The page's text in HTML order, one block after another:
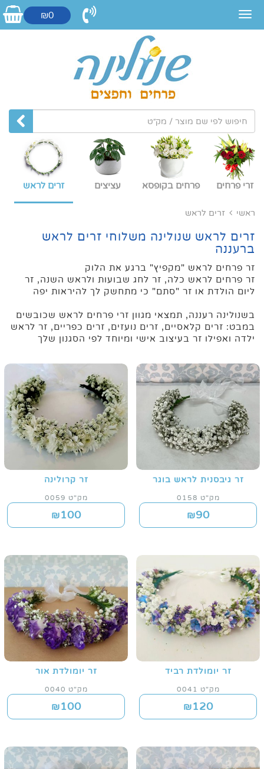
₪0
זרי פרחים פרחים בקופסא עציצים זרים לראש
ראשי זרים לראש
זרים לראש שנולינה משלוחי זרים לראש
ברעננה
זר פרחים לראש "מקפיץ" ברגע את הלוק
זר פרחים לראש כלה, זר לחג שבועות ולראש השנה, זר
ליום הולדת או זר "סתם" כי מתחשק לך להיראות יפה
בשנולינה רעננה, תמצאי מגוון זרי פרחים לראש שכובשים
במבט: זרים קלאסיים, זרים נועזים, זרים כפריים, זר לראש
ילדה ואפילו זר בעיצוב אישי ומיוחד לפי הסגנון שלך
זר גיבסנית לראש בוגר
מק"ט 0158
₪90
זר קרולינה
מק"ט 0059
₪100
זר יומולדת רביד
מק"ט 0041
₪120
זר יומולדת אור
מק"ט 0040
₪100